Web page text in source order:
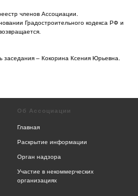
членов Ассоциации.
Градостроительного кодекса РФ и
заседания – Кокорина Ксения Юрьевна.
Об Ассоциации
Главная
Раскрытие информации
Орган надзора
Участие в некоммерческих
организациях